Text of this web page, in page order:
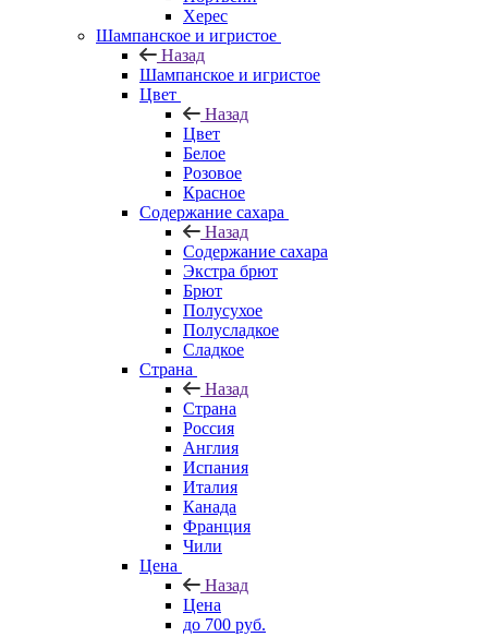
Херес
Шампанское и игристое
Назад
Шампанское и игристое
Цвет
Назад
Цвет
Белое
Розовое
Красное
Содержание сахара
Назад
Содержание сахара
Экстра брют
Брют
Полусухое
Полусладкое
Сладкое
Страна
Назад
Страна
Россия
Англия
Испания
Италия
Канада
Франция
Чили
Цена
Назад
Цена
до 700 руб.